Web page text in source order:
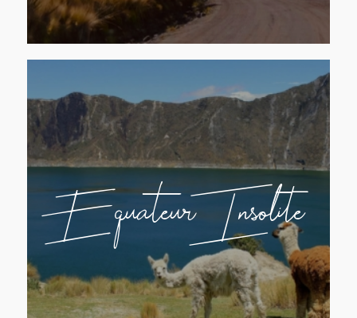
Equateur Insolite